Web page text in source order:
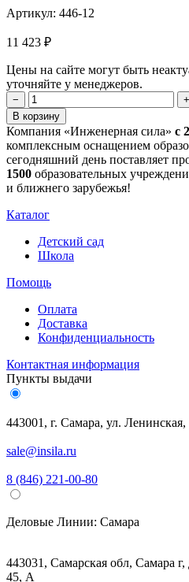
Артикул: 446-12
11 423 ₽
Цены на сайте могут быть
уточняйте у менеджеров.
−
+
В корзину
Компания «Инженерная сила» с
комплексным оснащением
сегодняшний день поставляет
1500 образовательных
и ближнего зарубежья!
Каталог
Детский сад
Школа
Помощь
Оплата
Доставка
Конфиденциальность
Контактная информация
Пункты выдачи
443001, г. Самара, ул. Ленинская,
sale@insila.ru
8 (846) 221-00-80
Деловые Линии: Самара
443031, Самарская обл, Самара
45, А